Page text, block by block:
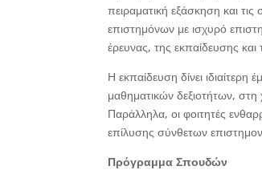
πειραματική εξάσκηση και
επιστημόνων με ισχυρό
έρευνας, της εκπαίδευσης
Η εκπαίδευση δίνει
μαθηματικών δεξιοτήτων,
Παράλληλα, οι φοιτητές
επίλυσης σύνθετων
Πρόγραμμα Σπουδών